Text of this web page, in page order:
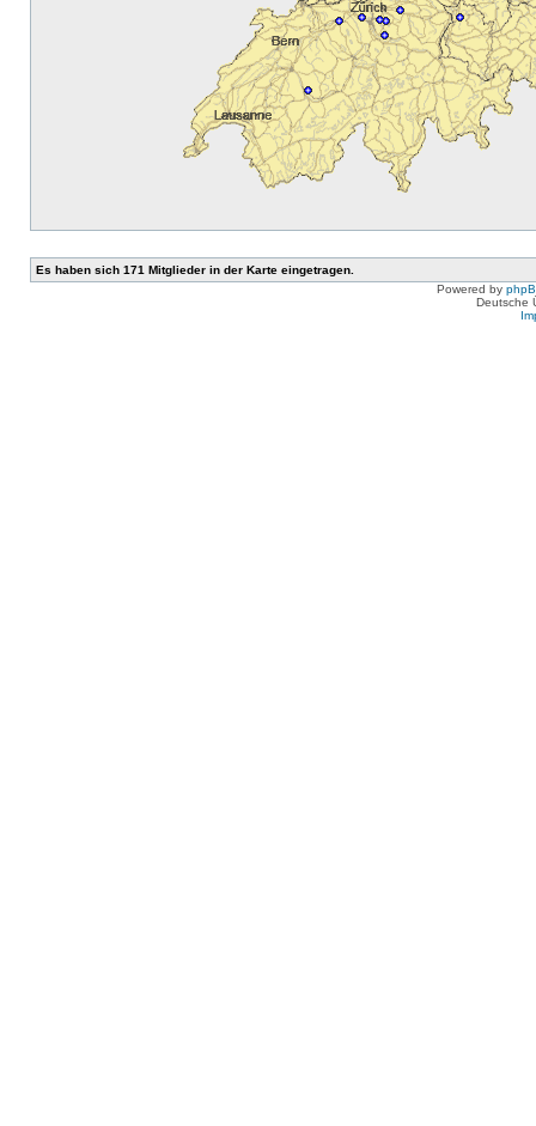
Es haben sich 171 Mitglieder in der Karte eingetragen.
Powered by
Deutsche